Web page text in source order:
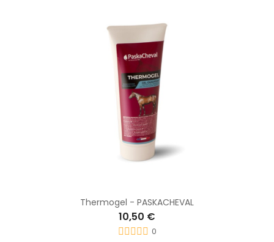
Thermogel - PASKACHEVAL
10,50 €
0